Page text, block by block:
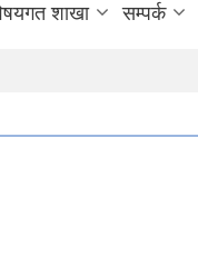
शाखा सम्पर्क